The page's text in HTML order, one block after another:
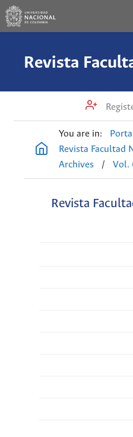
You are in:
Revista Facultad
Archives
/ Vol.
Revista